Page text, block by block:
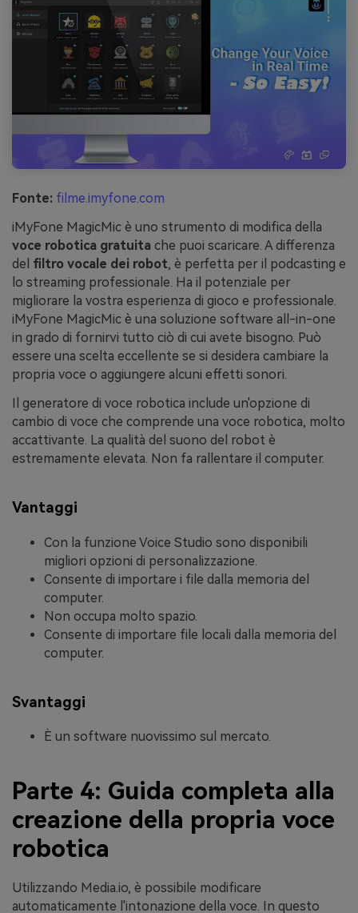
Fonte: filme.imyfone.com
iMyFone MagicMic è uno strumento di modifica della
voce robotica gratuita che puoi scaricare. A differenza
del filtro vocale dei robot, è perfetta per il podcasting e
lo streaming professionale. Ha il potenziale per
migliorare la vostra esperienza di gioco e professionale.
iMyFone MagicMic è una soluzione software all-in-one
in grado di fornirvi tutto ciò di cui avete bisogno. Può
essere una scelta eccellente se si desidera cambiare la
propria voce o aggiungere alcuni effetti sonori.
Il generatore di voce robotica include un'opzione di
cambio di voce che comprende una voce robotica, molto
accattivante. La qualità del suono del robot è
estremamente elevata. Non fa rallentare il computer.
Vantaggi
Con la funzione Voice Studio sono disponibili
migliori opzioni di personalizzazione.
Consente di importare i file dalla memoria del
computer.
Non occupa molto spazio.
Consente di importare file locali dalla memoria del
computer.
Svantaggi
È un software nuovissimo sul mercato.
Parte 4: Guida completa alla
creazione della propria voce
robotica
Utilizzando Media.io, è possibile modificare
automaticamente l'intonazione della voce. In questo